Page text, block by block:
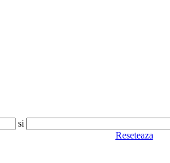
si
Reseteaza